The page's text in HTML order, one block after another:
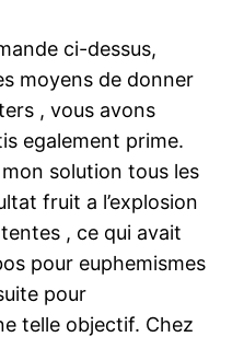
ci-dessus,
moyens de donner
, vous avons
egalement prime.
solution tous les
fruit a l’explosion
, ce qui avait
pour euphemismes
pour
telle objectif. Chez